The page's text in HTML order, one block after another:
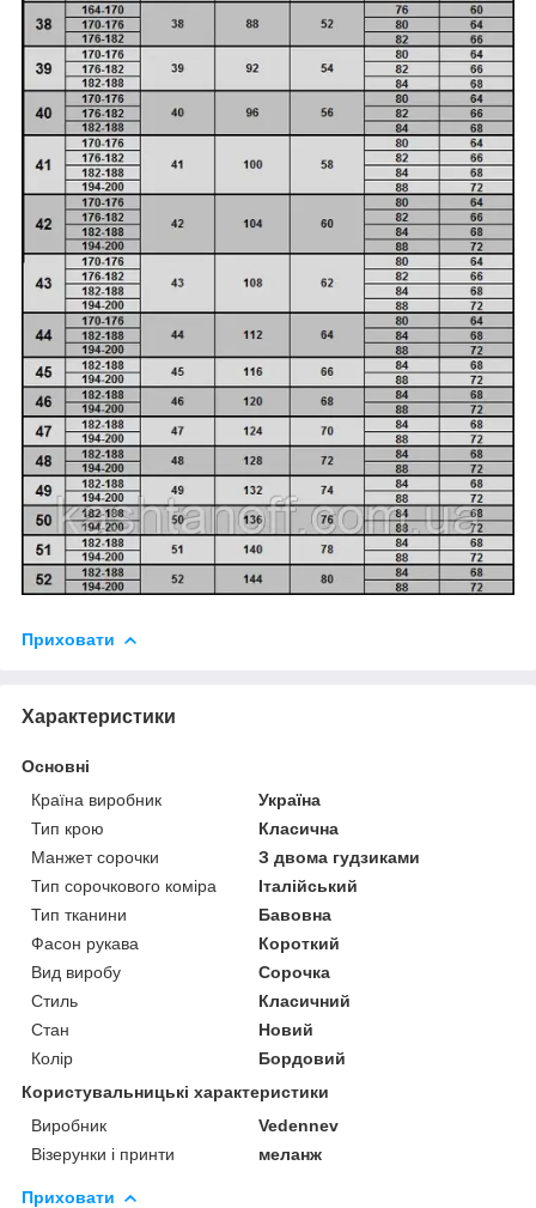
Приховати
Характеристики
Основні
Країна виробник
Україна
Тип крою
Класична
Манжет сорочки
З двома гудзиками
Тип сорочкового коміра
Італійський
Тип тканини
Бавовна
Фасон рукава
Короткий
Вид виробу
Сорочка
Стиль
Класичний
Стан
Новий
Колір
Бордовий
Користувальницькі характеристики
Виробник
Vedennev
Візерунки і принти
меланж
Приховати